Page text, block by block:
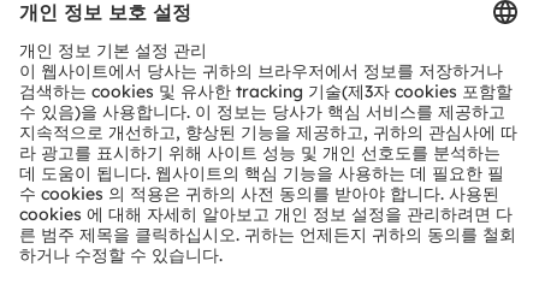
파트너 네트워크
내부 고발
© 2026 ams-OSRAM AG. All rights reserved.